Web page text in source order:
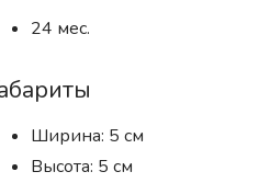
24 мес.
Ширина: 5 см
Высота: 5 см